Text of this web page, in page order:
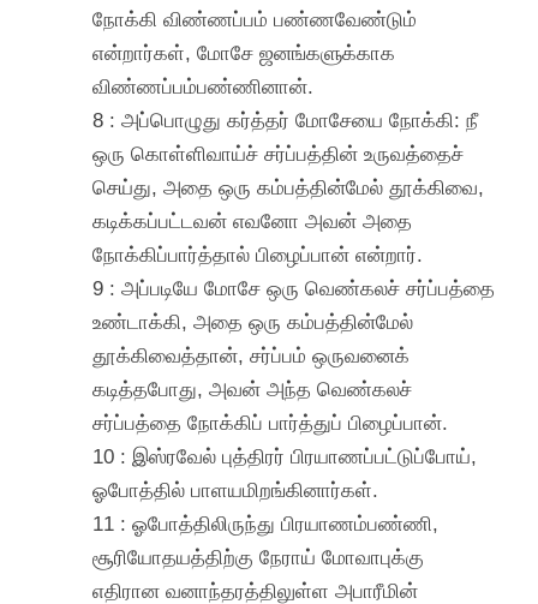
நோக்கி விண்ணப்பம் பண்ணவேண்டும்
என்றார்கள், மோசே ஜனங்களுக்காக
விண்ணப்பம்பண்ணினான்.
8 : அப்பொழுது கர்த்தர் மோசேயை நோக்கி: நீ
ஒரு கொள்ளிவாய்ச் சர்ப்பத்தின் உருவத்தைச்
செய்து, அதை ஒரு கம்பத்தின்மேல் தூக்கிவை,
கடிக்கப்பட்டவன் எவனோ அவன் அதை
நோக்கிப்பார்த்தால் பிழைப்பான் என்றார்.
9 : அப்படியே மோசே ஒரு வெண்கலச் சர்ப்பத்தை
உண்டாக்கி, அதை ஒரு கம்பத்தின்மேல்
தூக்கிவைத்தான், சர்ப்பம் ஒருவனைக்
கடித்தபோது, அவன் அந்த வெண்கலச்
சர்ப்பத்தை நோக்கிப் பார்த்துப் பிழைப்பான்.
10 : இஸ்ரவேல் புத்திரர் பிரயாணப்பட்டுப்போய்,
ஓபோத்தில் பாளயமிறங்கினார்கள்.
11 : ஓபோத்திலிருந்து பிரயாணம்பண்ணி,
சூரியோதயத்திற்கு நேராய் மோவாபுக்கு
எதிரான வனாந்தரத்திலுள்ள அபாரீமின்